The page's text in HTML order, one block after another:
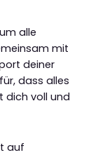
alle
mit
deiner
dass alles
dich voll und
auf